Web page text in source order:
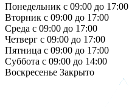
Понедельник с 09:00 до 17:00
Вторник с 09:00 до 17:00
Среда с 09:00 до 17:00
Четверг с 09:00 до 17:00
Пятница с 09:00 до 17:00
Суббота с 09:00 до 14:00
Воскресенье Закрыто